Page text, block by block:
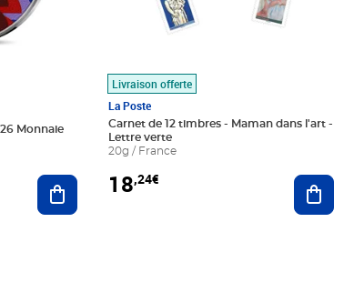
Monnaie
Ajouter au panier
Livraison offerte
La Poste
Carnet de 12 timbres - Maman dans l'art -
Lettre verte
20g / France
18,24€